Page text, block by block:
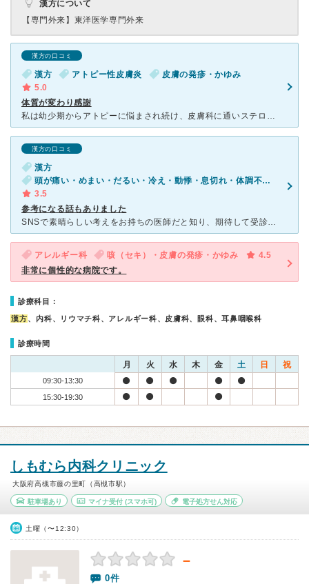
漢方について
【専門外来】 東洋医学専門外来
漢方の口コミ
漢方 アトピー性皮膚炎
皮膚の発疹・かゆみ
5.0
体質が変わり感謝
私は幼少期からアトピーに悩まされ続け、皮膚科に通いステロイドの塗り薬を塗り続けていましたが、２０代後半になりステロイドの効果が感じられなくなり、漢方治療がしたくて松本医院へ。その頃は先代の先生でした。
漢方の口コミ
漢方
頭が痛い・めまい・だるい・冷え・動悸・息切れ・体調不良・疲れ
3.5
参考になる話もありました
SNSで素晴らしい考えをお持ちの医師だと知り、期待して受診しました。 診察では、生活面や考え方について参考になるお話を多く聞くことができ、視野が広がったと感じています。 一方で、持病については
アレルギー科 咳（セキ）・皮膚の発疹・かゆみ
4.5
非常に個性的な病院です。
診療科目：
漢方、内科、リウマチ科、アレルギー科、皮膚科、眼科、耳鼻咽喉科
診療時間
月 火 水 木 金 土 日 祝
09:30-13:30
15:30-19:30
しもむら内科クリニック
大阪府高槻市藤の里町（高槻市駅）
駐車場あり マイナ受付(スマホ可) 電子処方せん対応
土曜（〜12:30）
－
0件